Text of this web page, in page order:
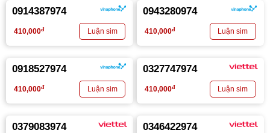
0914387974
410,000đ
0943280974
410,000đ
0918527974
410,000đ
0327747974
410,000đ
0379083974 0346422974